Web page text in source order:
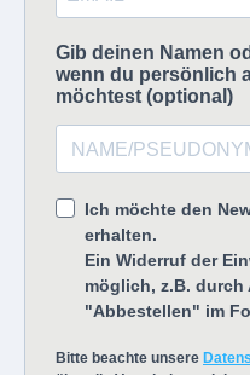
Gib deinen Namen
wenn du persönlich
möchtest (optional)
Ich möchte den
erhalten.
Ein Widerruf der
möglich, z.B.
"Abbestellen" im
Bitte beachte unsere